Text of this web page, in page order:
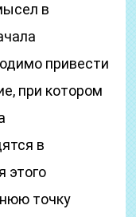
в
привести
при котором
в
этого
точку